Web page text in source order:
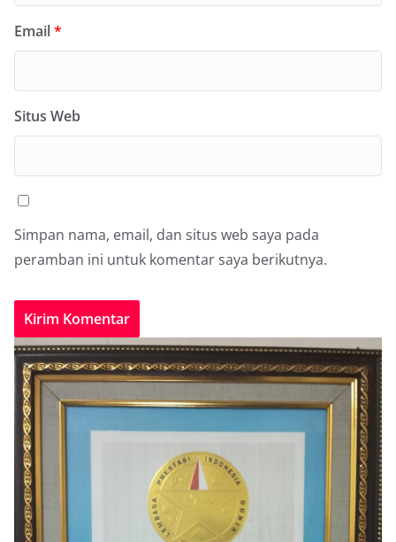
Email*
Situs Web
Simpan nama, email, dan situs web saya pada
peramban ini untuk komentar saya berikutnya.